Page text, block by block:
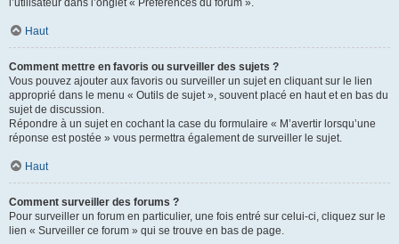
l’utilisateur dans l’onglet « Préférences du forum ».
Haut
Comment mettre en favoris ou surveiller des sujets ?
Vous pouvez ajouter aux favoris ou surveiller un sujet en cliquant sur le lien
approprié dans le menu « Outils de sujet », souvent placé en haut et en bas du
sujet de discussion.
Répondre à un sujet en cochant la case du formulaire « M’avertir lorsqu’une
réponse est postée » vous permettra également de surveiller le sujet.
Haut
Comment surveiller des forums ?
Pour surveiller un forum en particulier, une fois entré sur celui-ci, cliquez sur le
lien « Surveiller ce forum » qui se trouve en bas de page.